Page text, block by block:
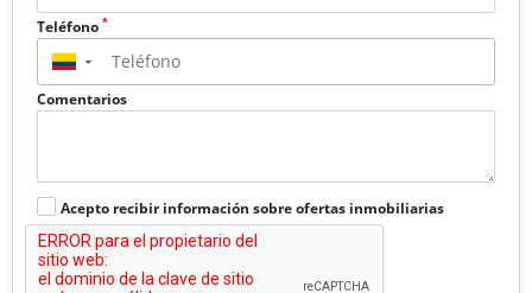
Teléfono *
▼
Comentarios
Acepto recibir información sobre ofertas inmobiliarias